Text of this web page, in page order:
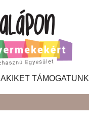
AKIKET TÁMOGATUNK